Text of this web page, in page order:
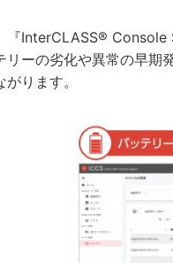
『InterCLASS® Console
リーの劣化や異常の早期
がります。